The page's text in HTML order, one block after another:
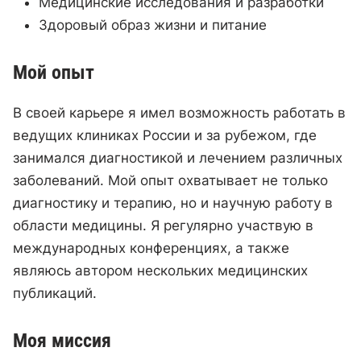
Здоровый образ жизни и питание
Мой опыт
В своей карьере я имел возможность работать в
ведущих клиниках России и за рубежом, где
занимался диагностикой и лечением различных
заболеваний. Мой опыт охватывает не только
диагностику и терапию, но и научную работу в
области медицины. Я регулярно участвую в
международных конференциях, а также
являюсь автором нескольких медицинских
публикаций.
Моя миссия